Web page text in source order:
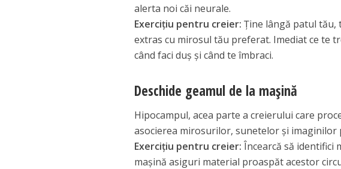
alerta noi căi neurale.
Exercițiu pentru creier: Ține lângă patul tău,
extras cu mirosul tău preferat. Imediat ce te
când faci duș și când te îmbraci.
Deschide geamul de la mașină
Hipocampul, acea parte a creierului care
asocierea mirosurilor, sunetelor și
Exercițiu pentru creier: Încearcă să identifici
mașină asiguri material proaspăt acestor